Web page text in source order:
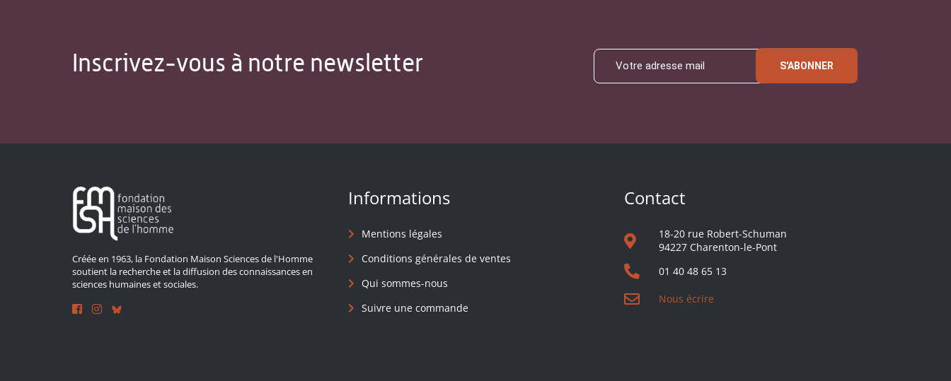
Inscrivez-vous à notre newsletter S'ABONNER
Créée en 1963, la Fondation Maison Sciences de l'Homme
soutient la recherche et la diffusion des connaissances en
sciences humaines et sociales.
Informations
Mentions légales
Conditions générales de ventes
Qui sommes-nous
Suivre une commande
Contact
18-20 rue Robert-Schuman
94227 Charenton-le-Pont
01 40 48 65 13
Nous écrire